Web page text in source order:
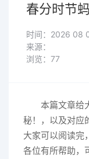
春分时节
时间：2026 08
来源：
浏览：77
本篇文章给
秘！，以及对应
大家可以阅读完
各位有所帮助，